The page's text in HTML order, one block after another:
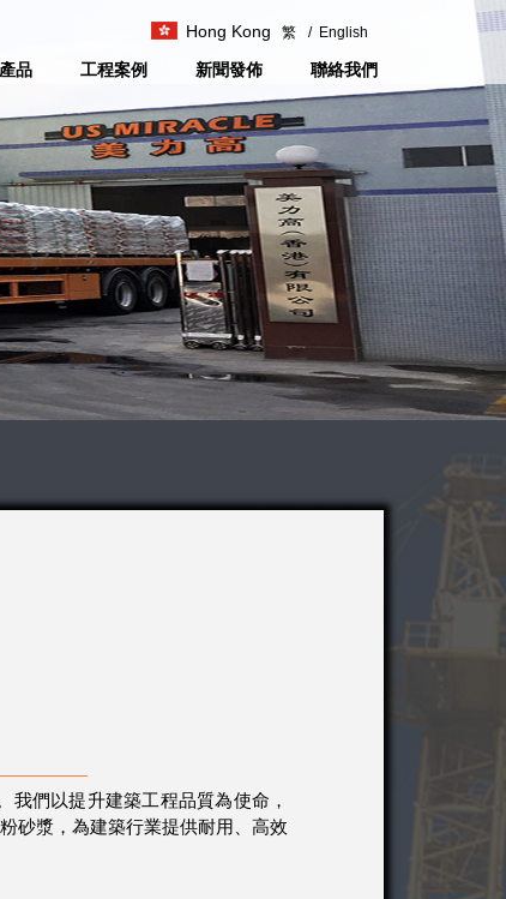
Hong Kong 繁 / English
品 工程案例 新聞發佈 聯絡我們
們以提升建築工程品質為使命，
砂漿，為建築行業提供耐用、高效